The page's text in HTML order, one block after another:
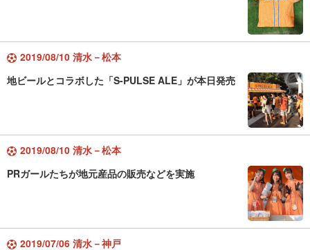
2019/08/10 清水－松本
地ビールとコラボした「S-PULSE ALE」が本日発売
2019/08/10 清水－松本
PRガールたちが地元産品の販売などを実施
2019/07/06 清水－神戸